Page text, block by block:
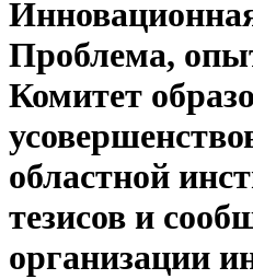
Проблема,
Комитет
областной
тезисов и
организации